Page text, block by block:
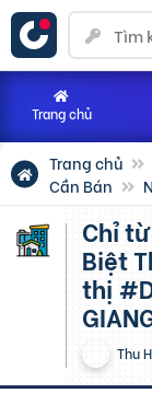
Trang chủ
Cần Bán
Chỉ từ 4 tỷ Sở hữu ngay đất nền
Biệt
thị
Thu
Trang chủ